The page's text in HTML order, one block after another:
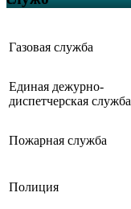
Газовая служба
Единая дежурно-
диспетчерская служба
Пожарная служба
Полиция